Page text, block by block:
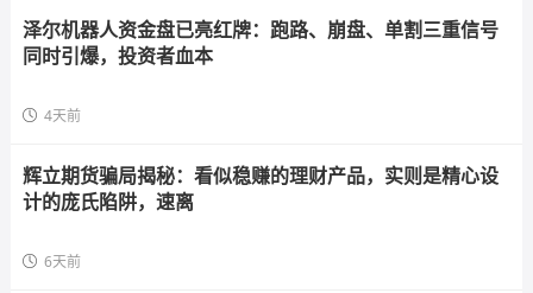
泽尔机器人资金盘已亮红牌：跑路、崩盘、单割三重信号
同时引爆，投资者血本
4天前
辉立期货骗局揭秘：看似稳赚的理财产品，实则是精心设
计的庞氏陷阱，速离
6天前